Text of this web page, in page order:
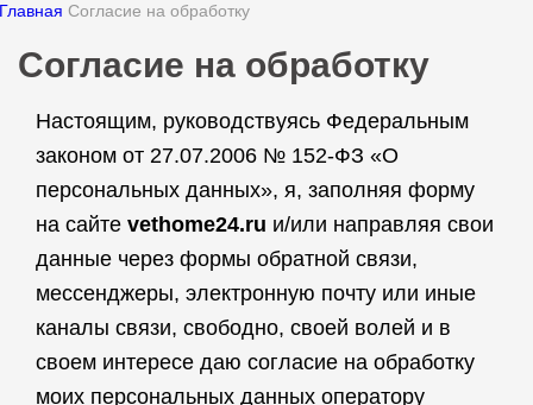
Главная Согласие на обработку
Согласие на обработку
Настоящим, руководствуясь Федеральным
законом от 27.07.2006 № 152-ФЗ «О
персональных данных», я, заполняя форму
на сайте vethome24.ru и/или направляя свои
данные через формы обратной связи,
мессенджеры, электронную почту или иные
каналы связи, свободно, своей волей и в
своем интересе даю согласие на обработку
моих персональных данных оператору